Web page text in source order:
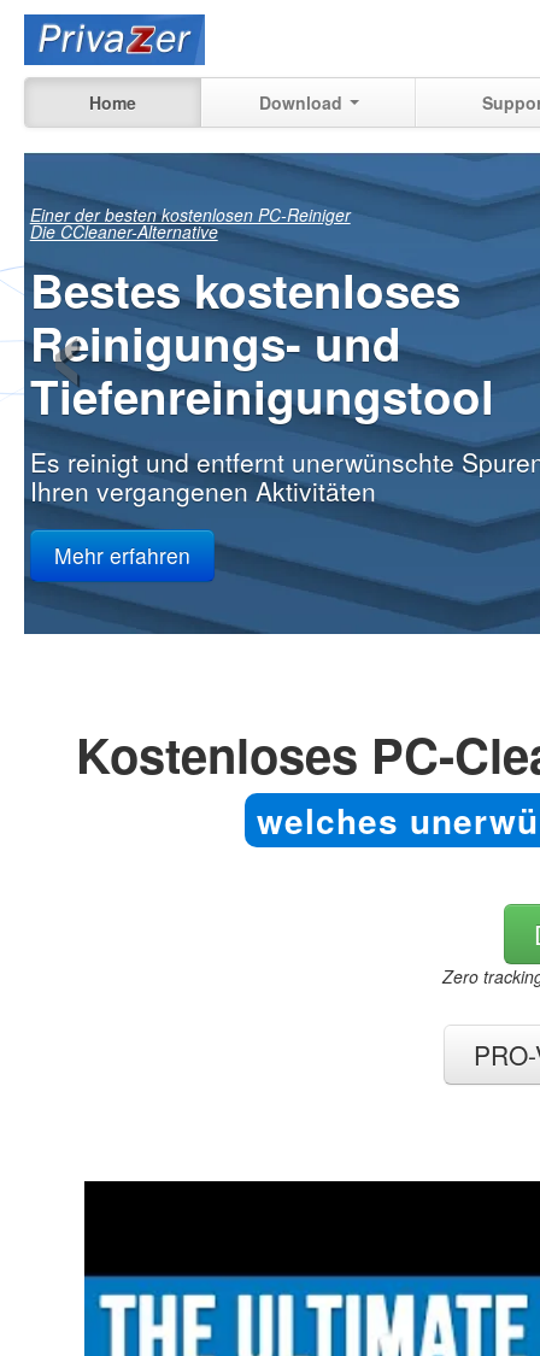
Home Download
Sehen Sie genau,
was noch
wiederhergestellt
werden kann
von Ihren vergangenen
Ihrem PC zu Hause, am
Mehr erfahren
‹
Kostenloses PC-
welches
Zero